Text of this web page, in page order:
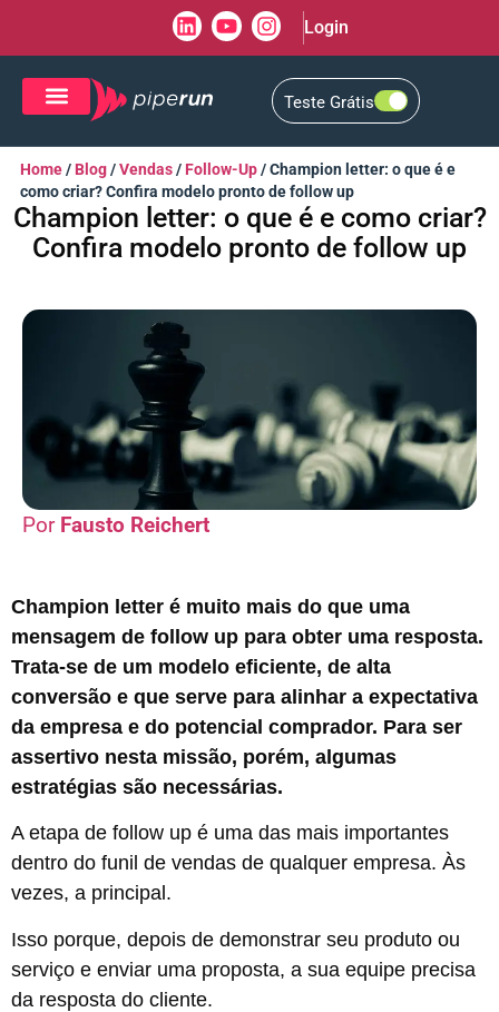
Login
Teste Grátis
Home/ Blog/Vendas/ Follow-Up/Champion letter: o que é e
como criar? Confira modelo pronto de follow up
Champion letter: o que é e como criar?
Confira modelo pronto de follow up
Fausto Reichert
Champion letter é muito mais do que uma
mensagem de follow up para obter uma resposta.
Trata-se de um modelo eficiente, de alta
conversão e que serve para alinhar a expectativa
da empresa e do potencial comprador. Para ser
assertivo nesta missão, porém, algumas
estratégias são necessárias.
A etapa de follow up é uma das mais importantes
dentro do funil de vendas de qualquer empresa. Às
vezes, a principal.
Isso porque, depois de demonstrar seu produto ou
serviço e enviar uma proposta, a sua equipe precisa
da resposta do cliente.